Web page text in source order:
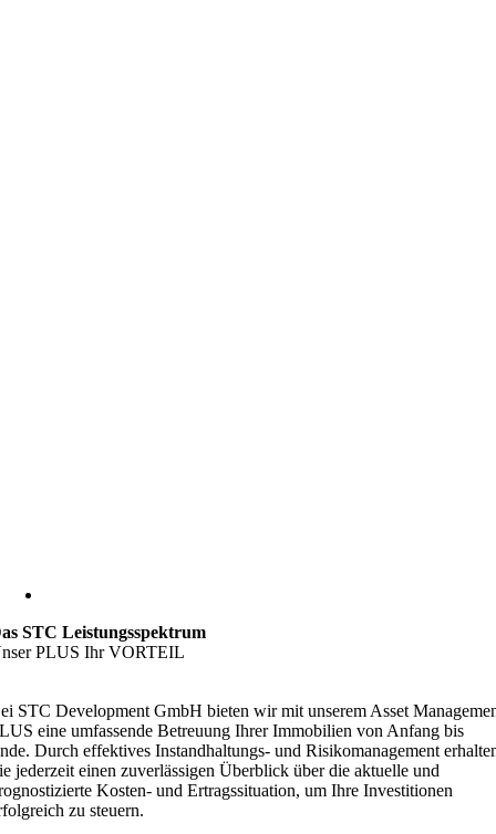
STC Leistungsspektrum
PLUS Ihr VORTEIL
STC Development GmbH bieten wir mit unserem Asset
eine umfassende Betreuung Ihrer Immobilien von Anfang bis
Durch effektives Instandhaltungs- und Risikomanagement
jederzeit einen zuverlässigen Überblick über die aktuelle und
Kosten- und Ertragssituation, um Ihre Investitionen
zu steuern.